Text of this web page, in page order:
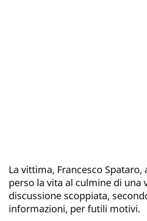
La vittima, Francesco Spataro,
perso la vita al culmine di una
discussione scoppiata,
informazioni, per futili motivi.